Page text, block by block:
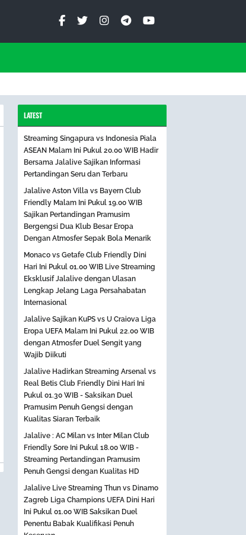
LATEST
Streaming Singapura vs Indonesia Piala
ASEAN Malam Ini Pukul 20.00 WIB Hadir
Bersama Jalalive Sajikan Informasi
Pertandingan Seru dan Terbaru
Jalalive Aston Villa vs Bayern Club
Friendly Malam Ini Pukul 19.00 WIB
Sajikan Pertandingan Pramusim
Bergengsi Dua Klub Besar Eropa
Dengan Atmosfer Sepak Bola Menarik
Monaco vs Getafe Club Friendly Dini
Hari Ini Pukul 01.00 WIB Live Streaming
Eksklusif Jalalive dengan Ulasan
Lengkap Jelang Laga Persahabatan
Internasional
Jalalive Sajikan KuPS vs U Craiova Liga
Eropa UEFA Malam Ini Pukul 22.00 WIB
dengan Atmosfer Duel Sengit yang
Wajib Diikuti
Jalalive Hadirkan Streaming Arsenal vs
Real Betis Club Friendly Dini Hari Ini
Pukul 01.30 WIB - Saksikan Duel
Pramusim Penuh Gengsi dengan
Kualitas Siaran Terbaik
Jalalive : AC Milan vs Inter Milan Club
Friendly Sore Ini Pukul 18.00 WIB -
Streaming Pertandingan Pramusim
Penuh Gengsi dengan Kualitas HD
Jalalive Live Streaming Thun vs Dinamo
Zagreb Liga Champions UEFA Dini Hari
Ini Pukul 01.00 WIB Saksikan Duel
Penentu Babak Kualifikasi Penuh